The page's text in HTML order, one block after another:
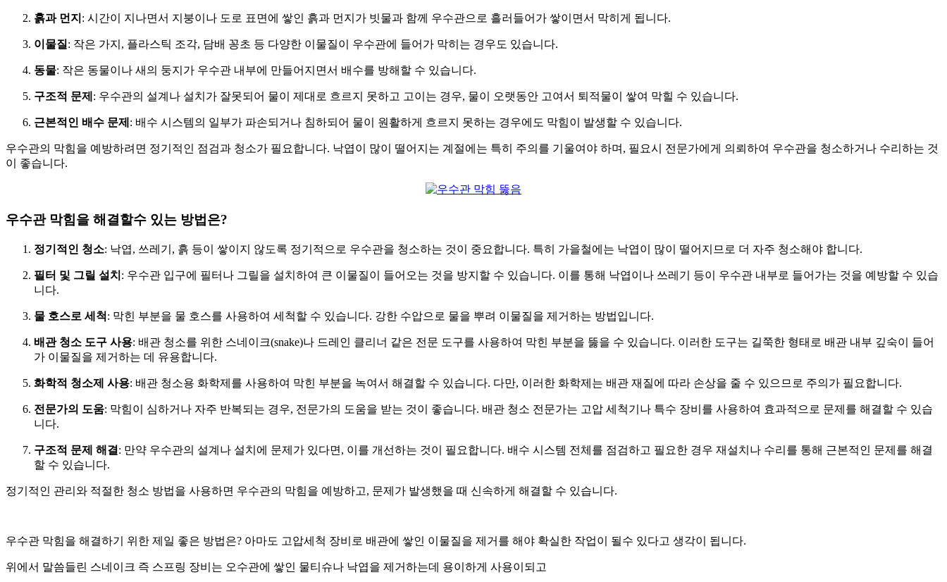
흙과 먼지 : 시간이 지나면서 지붕이나 도로 표면에 쌓인 흙과 먼지가 빗물과 함께 우수관으로 흘러들어가 쌓이면서 막히게 됩니다.
이물질 : 작은 가지, 플라스틱 조각, 담배 꽁초 등 다양한 이물질이 우수관에 들어가 막히는 경우도 있습니다.
동물: 작은 동물이나 새의 둥지가 우수관 내부에 만들어지면서 배수를 방해할 수 있습니다.
구조적 문제 : 우수관의 설계나 설치가 잘못되어 물이 제대로 흐르지 못하고 고이는 경우, 물이 오랫동안 고여서 퇴적물이 쌓여 막힐 수 있습니다.
근본적인 배수 문제 : 배수 시스템의 일부가 파손되거나 침하되어 물이 원활하게 흐르지 못하는 경우에도 막힘이 발생할 수 있습니다.
우수관의 막힘을 예방하려면 정기적인 점검과 청소가 필요합니다. 낙엽이 많이 떨어지는 계절에는 특히 주의를 기울여야 하며, 필요시 전문가에게 의뢰하여 우수관을 청소하거나 수리하는 것
이 좋습니다.
우수관 막힘을 해결할수 있는 방법은?
정기적인 청소: 낙엽, 쓰레기, 흙 등이 쌓이지 않도록 정기적으로 우수관을 청소하는 것이 중요합니다. 특히 가을철에는 낙엽이 많이 떨어지므로 더 자주 청소해야 합니다.
필터 및 그릴 설치 : 우수관 입구에 필터나 그릴을 설치하여 큰 이물질이 들어오는 것을 방지할 수 있습니다. 이를 통해 낙엽이나 쓰레기 등이 우수관 내부로 들어가는 것을 예방할 수 있습
니다.
물 호스로 세척 : 막힌 부분을 물 호스를 사용하여 세척할 수 있습니다. 강한 수압으로 물을 뿌려 이물질을 제거하는 방법입니다.
배관 청소 도구 사용: 배관 청소를 위한 스네이크(snake)나 드레인 클리너 같은 전문 도구를 사용하여 막힌 부분을 뚫을 수 있습니다. 이러한 도구는 길쭉한 형태로 배관 내부 깊숙이 들어
가 이물질을 제거하는 데 유용합니다.
화학적 청소제 사용: 배관 청소용 화학제를 사용하여 막힌 부분을 녹여서 해결할 수 있습니다. 다만, 이러한 화학제는 배관 재질에 따라 손상을 줄 수 있으므로 주의가 필요합니다.
전문가의 도움: 막힘이 심하거나 자주 반복되는 경우, 전문가의 도움을 받는 것이 좋습니다. 배관 청소 전문가는 고압 세척기나 특수 장비를 사용하여 효과적으로 문제를 해결할 수 있습
니다.
구조적 문제 해결 : 만약 우수관의 설계나 설치에 문제가 있다면, 이를 개선하는 것이 필요합니다. 배수 시스템 전체를 점검하고 필요한 경우 재설치나 수리를 통해 근본적인 문제를 해결
할 수 있습니다.
정기적인 관리와 적절한 청소 방법을 사용하면 우수관의 막힘을 예방하고, 문제가 발생했을 때 신속하게 해결할 수 있습니다.
우수관 막힘을 해결하기 위한 제일 좋은 방법은? 아마도 고압세척 장비로 배관에 쌓인 이물질을 제거를 해야 확실한 작업이 될수 있다고 생각이 됩니다.
위에서 말씀들린 스네이크 즉 스프링 장비는 오수관에 쌓인 물티슈나 낙엽을 제거하는데 용이하게 사용이되고